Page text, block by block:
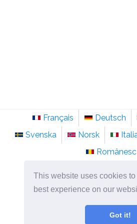
This website uses cookies
best experience on our
Got it!
Français Deutsch
Svenska
Norsk
Românesc
©2026sv.sainte-
Psykologi, filosofi och